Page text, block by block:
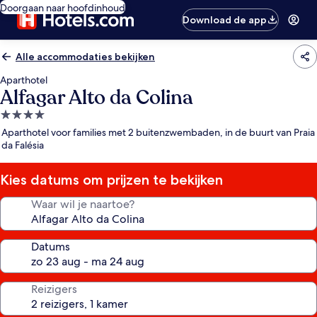
Doorgaan naar hoofdinhoud
Download de app
Alle accommodaties bekijken
Aparthotel
Alfagar Alto da Colina
4.0-
sterrenaccommodatie
Aparthotel voor families met 2 buitenzwembaden, in de buurt van Praia
da Falésia
Kies datums om prijzen te bekijken
Waar wil je naartoe?
Datums
Reizigers